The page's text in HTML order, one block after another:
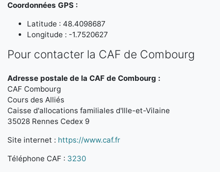
Coordonnées GPS :
Latitude : 48.4098687
Longitude : -1.7520627
Pour contacter la CAF de Combourg
Adresse postale de la CAF de Combourg :
CAF Combourg
Cours des Alliés
Caisse d'allocations familiales d'Ille-et-Vilaine
35028 Rennes Cedex 9
Site internet : https://www.caf.fr
Téléphone CAF : 3230